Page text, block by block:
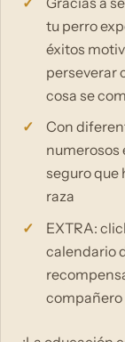
tu perro
éxitos
perseverar
cosa se
Con
numerosos
seguro que
raza
EXTRA:
calendario
compañero